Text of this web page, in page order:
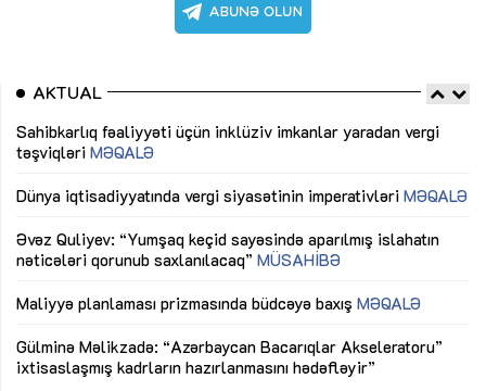
AKTUAL
Sahibkarlıq fəaliyyəti üçün inklüziv imkanlar yaradan vergi
təşviqləri MƏQALƏ
Dünya iqtisadiyyatında vergi siyasətinin imperativləri MƏQALƏ
Əvəz Quliyev: “Yumşaq keçid sayəsində aparılmış islahatın
nəticələri qorunub saxlanılacaq” MÜSAHİBƏ
Maliyyə planlaması prizmasında büdcəyə baxış MƏQALƏ
Gülminə Məlikzadə: “Azərbaycan Bacarıqlar Akseleratoru”
ixtisaslaşmış kadrların hazırlanmasını hədəfləyir”